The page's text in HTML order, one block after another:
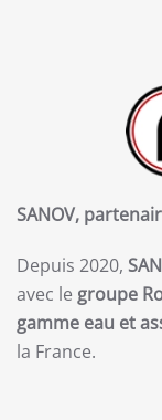
SANOV,
Depuis 2020,
avec le groupe
gamme eau et
la France.